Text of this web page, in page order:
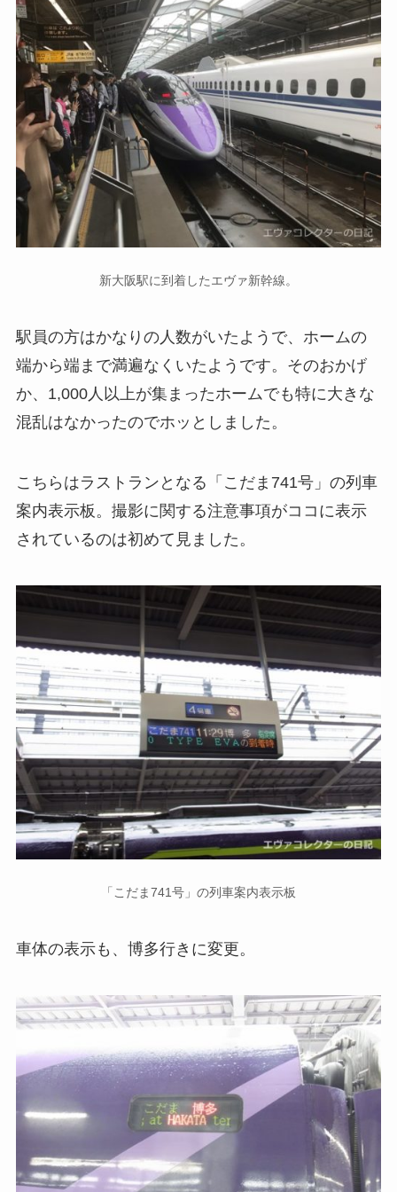
新大阪駅に到着したエヴァ新幹線。
駅員の方はかなりの人数がいたようで、ホームの
端から端まで満遍なくいたようです。そのおかげ
か、1,000人以上が集まったホームでも特に大きな
混乱はなかったのでホッとしました。
こちらはラストランとなる「こだま741号」の列車
案内表示板。撮影に関する注意事項がココに表示
されているのは初めて見ました。
「こだま741号」の列車案内表示板
車体の表示も、博多行きに変更。